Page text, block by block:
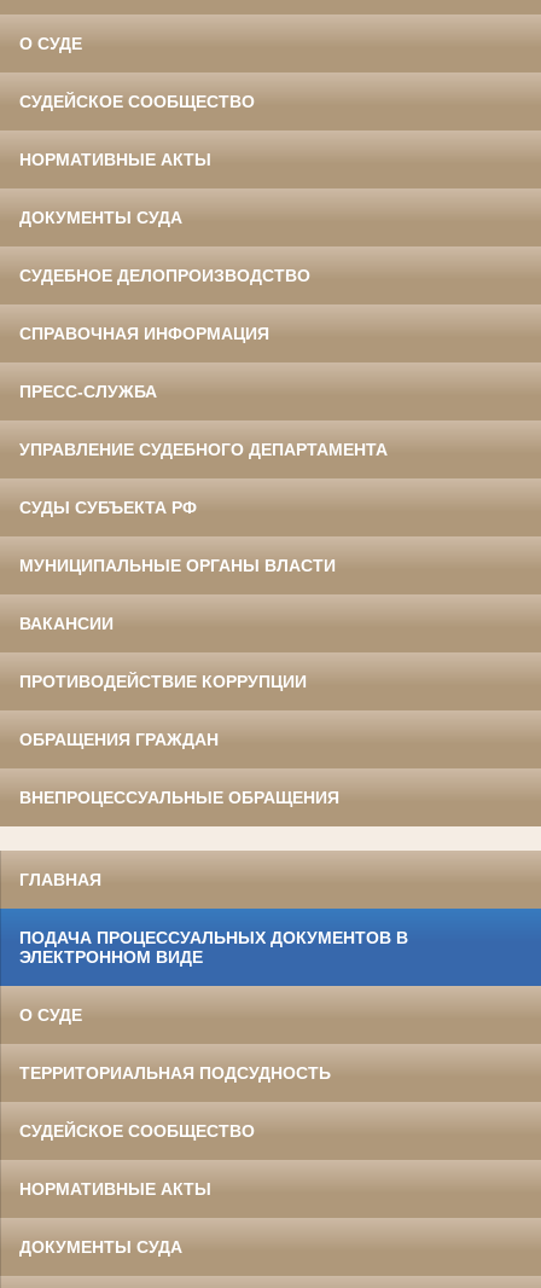
О СУДЕ
СУДЕЙСКОЕ СООБЩЕСТВО
НОРМАТИВНЫЕ АКТЫ
ДОКУМЕНТЫ СУДА
СУДЕБНОЕ ДЕЛОПРОИЗВОДСТВО
СПРАВОЧНАЯ ИНФОРМАЦИЯ
ПРЕСС-СЛУЖБА
УПРАВЛЕНИЕ СУДЕБНОГО ДЕПАРТАМЕНТА
СУДЫ СУБЪЕКТА РФ
МУНИЦИПАЛЬНЫЕ ОРГАНЫ ВЛАСТИ
ВАКАНСИИ
ПРОТИВОДЕЙСТВИЕ КОРРУПЦИИ
ОБРАЩЕНИЯ ГРАЖДАН
ВНЕПРОЦЕССУАЛЬНЫЕ ОБРАЩЕНИЯ
ГЛАВНАЯ
ПОДАЧА ПРОЦЕССУАЛЬНЫХ ДОКУМЕНТОВ В
ЭЛЕКТРОННОМ ВИДЕ
О СУДЕ
ТЕРРИТОРИАЛЬНАЯ ПОДСУДНОСТЬ
СУДЕЙСКОЕ СООБЩЕСТВО
НОРМАТИВНЫЕ АКТЫ
ДОКУМЕНТЫ СУДА